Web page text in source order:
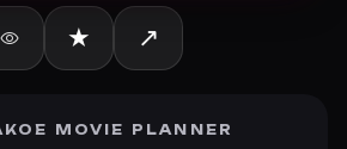
кровати» (1969)?
пытается получить
«Обещание кровати» (1969)?
кровати» (1969)?
★ ↗
MOVIE PLANNER